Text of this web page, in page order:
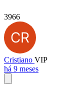
3966
Cristiano VIP
há 9 meses